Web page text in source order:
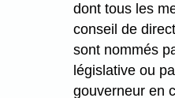
dont tous les
conseil de
sont nommés
législative ou
gouverneur en